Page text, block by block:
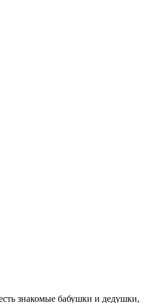
знакомые бабушки и дедушки,